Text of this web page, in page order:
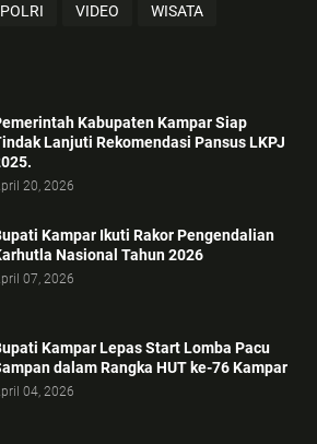
VIDEO WISATA
Kabupaten Kampar Siap
Lanjuti Rekomendasi Pansus LKPJ
20, 2026
Kampar Ikuti Rakor Pengendalian
Nasional Tahun 2026
07, 2026
Kampar Lepas Start Lomba Pacu
dalam Rangka HUT ke-76 Kampar
04, 2026